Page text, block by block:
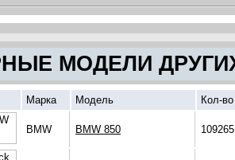
МОДЕЛИ
Марка Модель Кол-
BMW BMW 850 109265